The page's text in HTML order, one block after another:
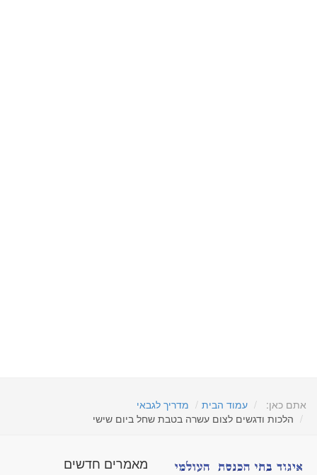
אתם כאן: עמוד הבית
מדריך לגבאי
הלכות ודגשים לצום עשרה בטבת שחל ביום שישי
מאמרים חדשים